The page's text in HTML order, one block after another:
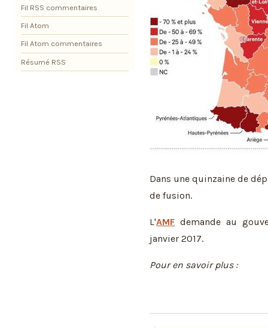
Dans une quinzaine de
de fusion.
L'AMF demande au
janvier 2017.
Pour en savoir plus :
Fil RSS commentaires
Fil Atom
Fil Atom commentaires
Résumé RSS